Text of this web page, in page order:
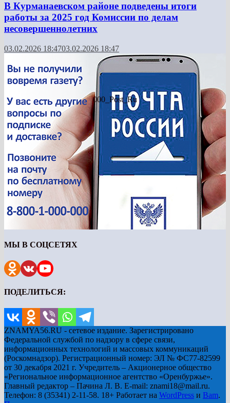
В Курманаевском районе подведены итоги
работы за 2025 год Комиссии по делам
несовершеннолетних
03.02.2026 18:4703.02.2026 18:47
000_Post_Ru
МЫ В СОЦСЕТЯХ
ПОДЕЛИТЬСЯ:
ZNAMYA56.RU - сетевое издание. Зарегистрировано
Федеральной службой по надзору в сфере связи,
информационных технологий и массовых коммуникаций
(Роскомнадзор). Регистрационный номер: ЭЛ № ФС77-82599
от 30 декабря 2021 г. Учредитель – Акционерное общество
«Региональное информационное агентство «Оренбуржье».
Главный редактор – Пачина Л. В. E-mail: znami18@mail.ru.
Телефон: 8 (35341) 2-11-58. 18+ Работает на WordPress и Bam.